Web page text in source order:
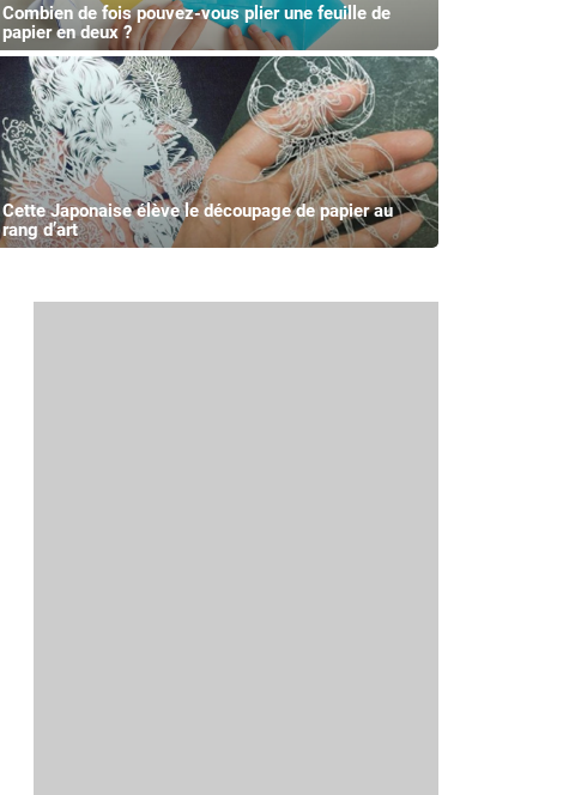
Combien de fois pouvez-vous plier une feuille de
papier en deux ?
Cette Japonaise élève le découpage de papier au
rang d’art